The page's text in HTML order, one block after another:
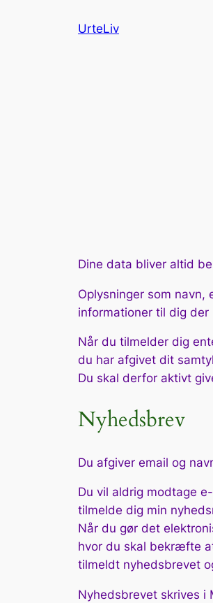
UrteLiv
Dine data bliver altid
Oplysninger som
informationer til dig
Når du tilmelder dig
du har afgivet dit
Du skal derfor aktivt
Nyhedsbrev
Du afgiver email og
Du vil aldrig modtage
tilmelde dig min
Når du gør det
hvor du skal bekræfte
tilmeldt nyhedsbrevet
Nyhedsbrevet skrives i